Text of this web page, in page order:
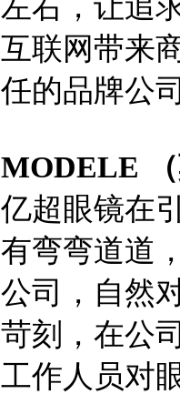
左右，让追
互联网带来
任的品牌公
MODELE
亿超眼镜在
有弯弯道道
公司，自然
苛刻，在公
工作人员对